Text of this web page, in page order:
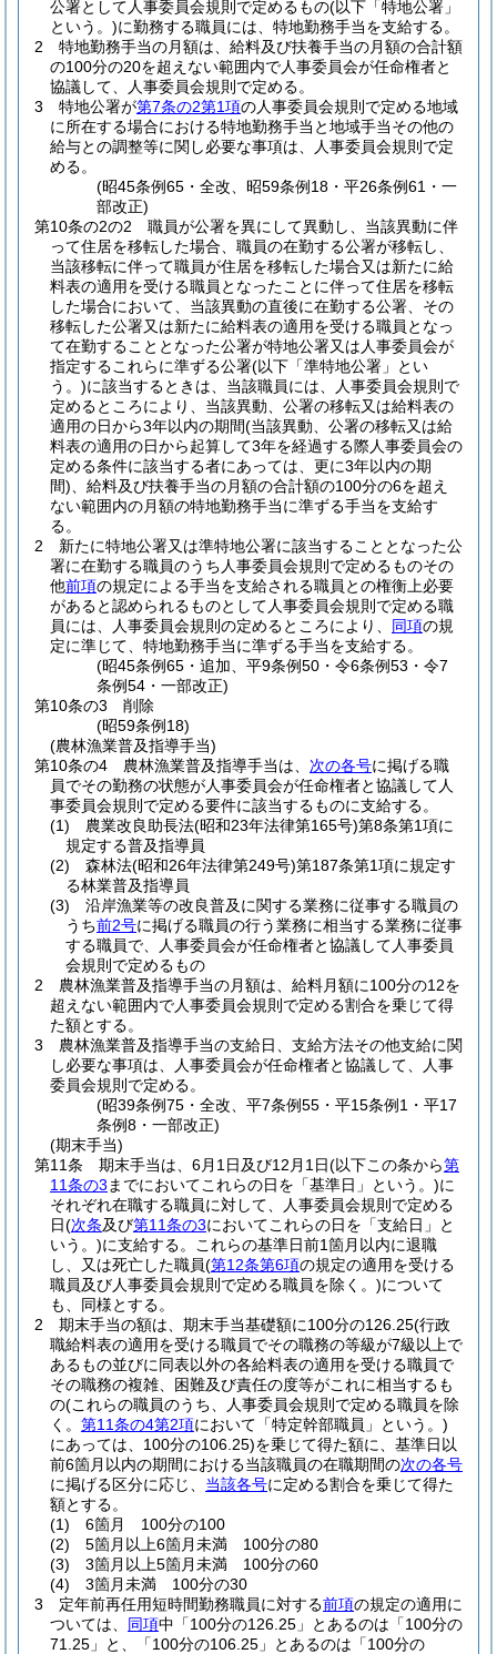
公署として人事委員会規則で定めるもの(以下「特地公署」
という。)に勤務する職員には、特地勤務手当を支給する。
2
特地勤務手当の月額は、給料及び扶養手当の月額の合計額
の100分の20を超えない範囲内で人事委員会が任命権者と
協議して、人事委員会規則で定める。
3
特地公署が第7条の2第1項の人事委員会規則で定める地域
に所在する場合における特地勤務手当と地域手当その他の
給与との調整等に関し必要な事項は、人事委員会規則で定
める。
(昭45条例65・全改、昭59条例18・平26条例61・一
部改正)
第10条の2の2
職員が公署を異にして異動し、当該異動に伴
って住居を移転した場合、職員の在勤する公署が移転し、
当該移転に伴って職員が住居を移転した場合又は新たに給
料表の適用を受ける職員となったことに伴って住居を移転
した場合において、当該異動の直後に在勤する公署、その
移転した公署又は新たに給料表の適用を受ける職員となっ
て在勤することとなった公署が特地公署又は人事委員会が
指定するこれらに準ずる公署(以下「準特地公署」とい
う。)に該当するときは、当該職員には、人事委員会規則で
定めるところにより、当該異動、公署の移転又は給料表の
適用の日から3年以内の期間(当該異動、公署の移転又は給
料表の適用の日から起算して3年を経過する際人事委員会の
定める条件に該当する者にあっては、更に3年以内の期
間) 、給料及び扶養手当の月額の合計額の100分の6を超え
ない範囲内の月額の特地勤務手当に準ずる手当を支給す
る。
2
新たに特地公署又は準特地公署に該当することとなった公
署に在勤する職員のうち人事委員会規則で定めるものその
他前項の規定による手当を支給される職員との権衡上必要
があると認められるものとして人事委員会規則で定める職
員には、人事委員会規則の定めるところにより、 同項の規
定に準じて、特地勤務手当に準ずる手当を支給する。
(昭45条例65・追加、平9条例50・令6条例53・令7
条例54・一部改正)
第10条の3
削除
(昭59条例18)
(農林漁業普及指導手当)
第10条の4
農林漁業普及指導手当は、 次の各号に掲げる職
員でその勤務の状態が人事委員会が任命権者と協議して人
事委員会規則で定める要件に該当するものに支給する。
(1)
農業改良助長法(昭和23年法律第165号)第8条第1項に
規定する普及指導員
(2)
森林法(昭和26年法律第249号)第187条第1項に規定す
る林業普及指導員
(3)
沿岸漁業等の改良普及に関する業務に従事する職員の
うち前2号に掲げる職員の行う業務に相当する業務に従事
する職員で、人事委員会が任命権者と協議して人事委員
会規則で定めるもの
2
農林漁業普及指導手当の月額は、給料月額に100分の12を
超えない範囲内で人事委員会規則で定める割合を乗じて得
た額とする。
3
農林漁業普及指導手当の支給日、支給方法その他支給に関
し必要な事項は、人事委員会が任命権者と協議して、人事
委員会規則で定める。
(昭39条例75・全改、平7条例55・平15条例1・平17
条例8・一部改正)
(期末手当)
第11条
期末手当は、6月1日及び12月1日(以下この条から第
11条の3 までにおいてこれらの日を「基準日」という。)に
それぞれ在職する職員に対して、人事委員会規則で定める
日(次条及び第11条の3においてこれらの日を「支給日」と
いう。)に支給する。
これらの基準日前1箇月以内に退職
し、又は死亡した職員(第12条第6項の規定の適用を受ける
職員及び人事委員会規則で定める職員を除く。)について
も、同様とする。
2
期末手当の額は、期末手当基礎額に100分の126.25(行政
職給料表の適用を受ける職員でその職務の等級が7級以上で
あるもの並びに同表以外の各給料表の適用を受ける職員で
その職務の複雑、困難及び責任の度等がこれに相当するも
の(これらの職員のうち、人事委員会規則で定める職員を除
く。 第11条の4第2項において「特定幹部職員」という。)
にあっては、100分の106.25)を乗じて得た額に、基準日以
前6箇月以内の期間における当該職員の在職期間の次の各号
に掲げる区分に応じ、 当該各号に定める割合を乗じて得た
額とする。
(1)
6箇月 100分の100
(2)
5箇月以上6箇月未満 100分の80
(3)
3箇月以上5箇月未満 100分の60
(4)
3箇月未満 100分の30
3
定年前再任用短時間勤務職員に対する前項の規定の適用に
ついては、 同項中「100分の126.25」とあるのは「100分の
71.25」と、「100分の106.25」とあるのは「100分の